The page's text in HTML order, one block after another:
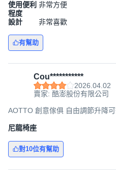
使用便利
程度
非常方便
設計 非常喜歡
有幫助
Cou***********
2026.04.02
賣家: 酷澎股份有限公司
AOTTO 創意傢俱 自由調節升降
尼龍椅座
對10位有幫助